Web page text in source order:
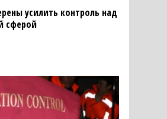
усилить контроль над
сферой